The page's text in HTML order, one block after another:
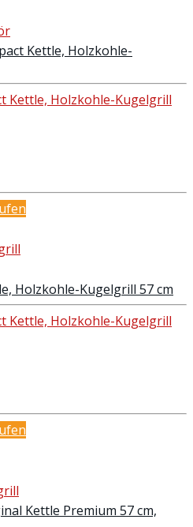
Kettle, Holzkohle-
Holzkohle-Kugelgrill 57 cm
Kettle Premium 57 cm,